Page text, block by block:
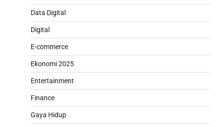
Data Digital
Digital
E-commerce
Ekonomi 2025
Entertainment
Finance
Gaya Hidup